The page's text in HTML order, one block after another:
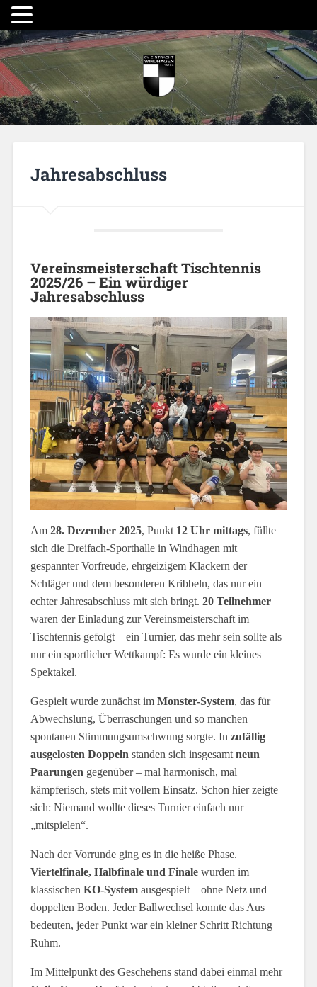
Jahresabschluss
Vereinsmeisterschaft Tischtennis
2025/26 – Ein würdiger
Jahresabschluss
Am 28. Dezember 2025, Punkt 12 Uhr mittags, füllte
sich die Dreifach-Sporthalle in Windhagen mit
gespannter Vorfreude, ehrgeizigem Klackern der
Schläger und dem besonderen Kribbeln, das nur ein
echter Jahresabschluss mit sich bringt. 20 Teilnehmer
waren der Einladung zur Vereinsmeisterschaft im
Tischtennis gefolgt – ein Turnier, das mehr sein sollte als
nur ein sportlicher Wettkampf: Es wurde ein kleines
Spektakel.
Gespielt wurde zunächst im Monster-System, das für
Abwechslung, Überraschungen und so manchen
spontanen Stimmungsumschwung sorgte. In zufällig
ausgelosten Doppeln standen sich insgesamt neun
Paarungen gegenüber – mal harmonisch, mal
kämpferisch, stets mit vollem Einsatz. Schon hier zeigte
sich: Niemand wollte dieses Turnier einfach nur
„mitspielen“.
Nach der Vorrunde ging es in die heiße Phase.
Viertelfinale, Halbfinale und Finalewurden im
klassischen KO-Systemausgespielt – ohne Netz und
doppelten Boden. Jeder Ballwechsel konnte das Aus
bedeuten, jeder Punkt war ein kleiner Schritt Richtung
Ruhm.
Im Mittelpunkt des Geschehens stand dabei einmal mehr